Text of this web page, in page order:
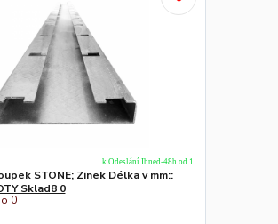
STONE; Zinek Délka v mm::
Sklad8 0
0
k Odeslání Ihned-48h od 1